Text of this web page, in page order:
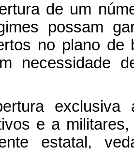
de um
possam
no plano de
necessidade
exclusiva
e a
estatal,